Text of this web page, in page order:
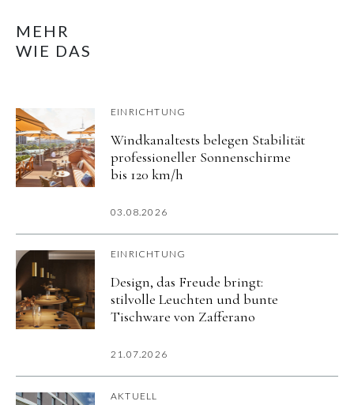
MEHR
WIE DAS
EINRICHTUNG
Windkanaltests belegen Stabilität
professioneller Sonnenschirme
bis 120 km/h
03.08.2026
EINRICHTUNG
Design, das Freude bringt:
stilvolle Leuchten und bunte
Tischware von Zafferano
21.07.2026
AKTUELL